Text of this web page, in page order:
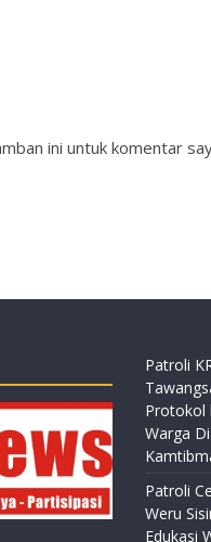
ini untuk komentar
Patroli
Protokol
Warga
Patroli
Weru
Edukasi